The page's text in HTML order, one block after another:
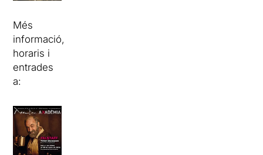
Més
informació,
horaris i
entrades
a: